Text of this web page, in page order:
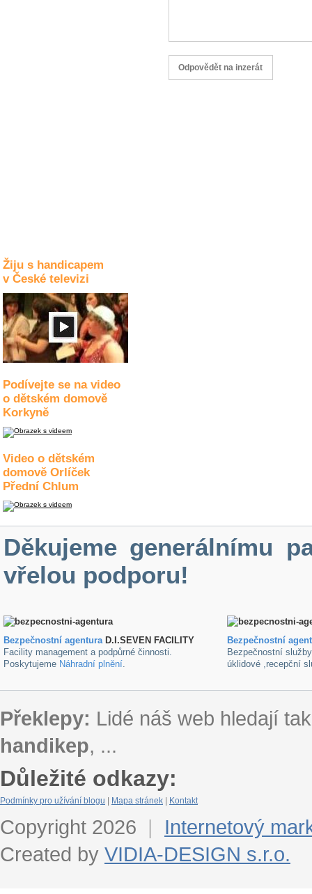
Žiju s handicapem
v České televizi
Podívejte se na video
o dětském domově
Korkyně
Video o dětském
domově Orlíček
Přední Chlum
Děkujeme generálnímu
vřelou podporu!
Bezpečnostní agenturaD.I.SEVEN FACILITY
Facility management a podpůrné činnosti.
Poskytujeme Náhradní plnění.
Bezpečnostní
Bezpečnostní
úklidové ,recepční
Překlepy: Lidé náš web hledají
handikep, ...
Důležité odkazy:
Podmínky pro užívání blogu Mapa stránek Kontakt
Copyright 2026 |
Internetový
Created by VIDIA-DESIGN s.r.o.